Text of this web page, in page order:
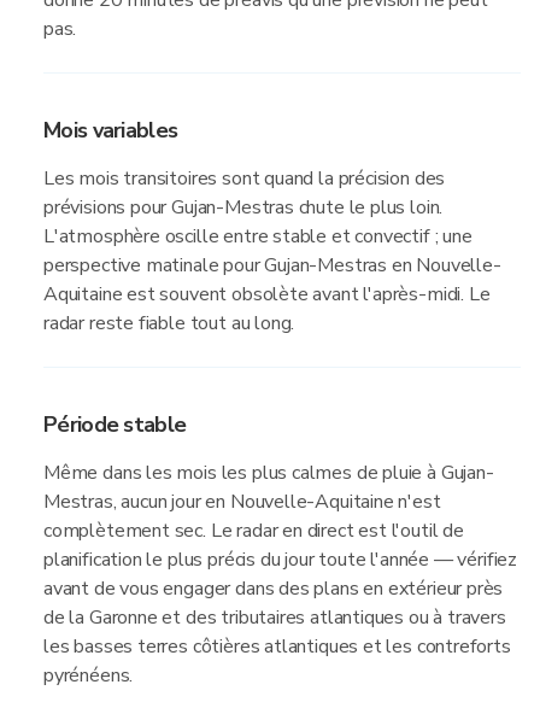
pas.
Mois variables
Les mois transitoires sont quand la précision des
prévisions pour Gujan-Mestras chute le plus loin.
L'atmosphère oscille entre stable et convectif ; une
perspective matinale pour Gujan-Mestras en Nouvelle-
Aquitaine est souvent obsolète avant l'après-midi. Le
radar reste fiable tout au long.
Période stable
Même dans les mois les plus calmes de pluie à Gujan-
Mestras, aucun jour en Nouvelle-Aquitaine n'est
complètement sec. Le radar en direct est l'outil de
planification le plus précis du jour toute l'année — vérifiez
avant de vous engager dans des plans en extérieur près
de la Garonne et des tributaires atlantiques ou à travers
les basses terres côtières atlantiques et les contreforts
pyrénéens.